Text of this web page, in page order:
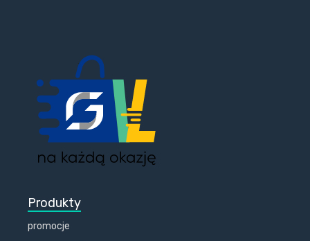
Produkty
promocje